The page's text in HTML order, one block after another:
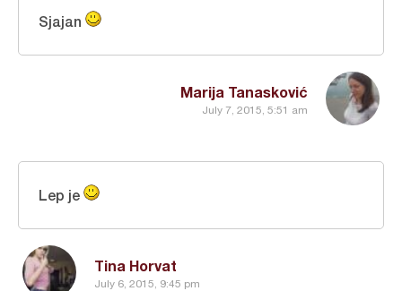
Marija Tanasković
July 7, 2015, 5:51 am
Sjajan
Tina Horvat
July 6, 2015, 9:45 pm
Lep je